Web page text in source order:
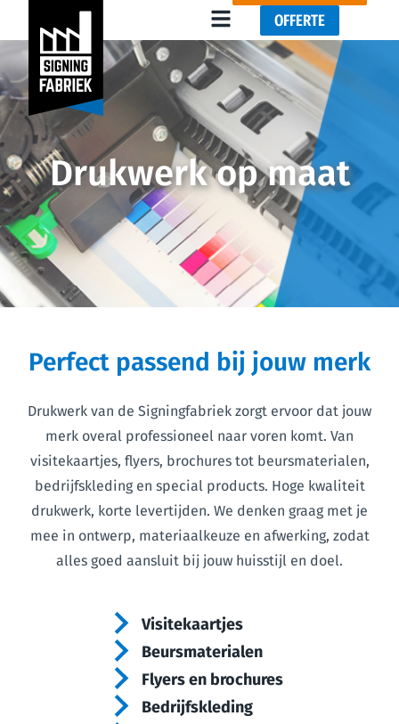
OFFERTE
Drukwerk op maat
Perfect passend bij jouw merk
Drukwerk van de Signingfabriek zorgt ervoor dat jouw
merk overal professioneel naar voren komt. Van
visitekaartjes, flyers, brochures tot beursmaterialen,
bedrijfskleding en special products. Hoge kwaliteit
drukwerk, korte levertijden. We denken graag met je
mee in ontwerp, materiaalkeuze en afwerking, zodat
alles goed aansluit bij jouw huisstijl en doel.
Visitekaartjes
Beursmaterialen
Flyers en brochures
Bedrijfskleding